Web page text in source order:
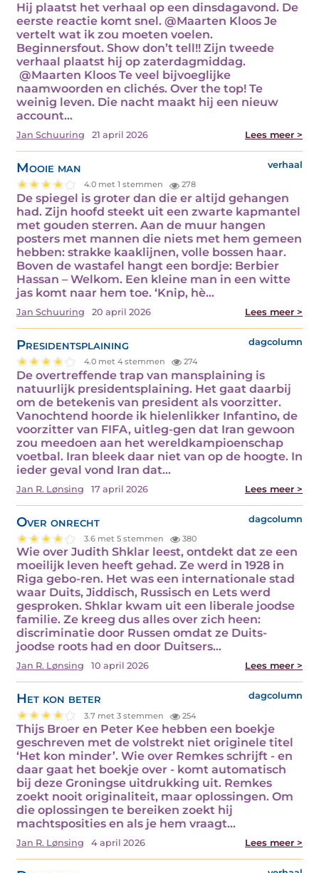
Hij plaatst het verhaal op een dinsdagavond. De
eerste reactie komt snel. @Maarten Kloos Je
vertelt wat ik zou moeten voelen.
Beginnersfout. Show don’t tell!! Zijn tweede
verhaal plaatst hij op zaterdagmiddag.
@Maarten Kloos Te veel bijvoeglijke
naamwoorden en clichés. Over the top! Te
weinig leven. Die nacht maakt hij een nieuw
account…
Jan Schuuring 21 april 2026 Lees meer >
Mooie man verhaal
4.0 met 1 stemmen 278
De spiegel is groter dan die er altijd gehangen
had. Zijn hoofd steekt uit een zwarte kapmantel
met gouden sterren. Aan de muur hangen
posters met mannen die niets met hem gemeen
hebben: strakke kaaklijnen, volle bossen haar.
Boven de wastafel hangt een bordje: Berbier
Hassan – Welkom. Een kleine man in een witte
jas komt naar hem toe. ‘Knip, hè…
Jan Schuuring 20 april 2026 Lees meer >
Presidentsplaining dagcolumn
4.0 met 4 stemmen 274
De overtreffende trap van mansplaining is
natuurlijk presidentsplaining. Het gaat daarbij
om de betekenis van president als voorzitter.
Vanochtend hoorde ik hielenlikker Infantino, de
voorzitter van FIFA, uitleg-gen dat Iran gewoon
zou meedoen aan het wereldkampioenschap
voetbal. Iran bleek daar niet van op de hoogte. In
ieder geval vond Iran dat…
Jan R. Lønsing 17 april 2026 Lees meer >
Over onrecht dagcolumn
3.6 met 5 stemmen 380
Wie over Judith Shklar leest, ontdekt dat ze een
moeilijk leven heeft gehad. Ze werd in 1928 in
Riga gebo-ren. Het was een internationale stad
waar Duits, Jiddisch, Russisch en Lets werd
gesproken. Shklar kwam uit een liberale joodse
familie. Ze kreeg dus alles over zich heen:
discriminatie door Russen omdat ze Duits-
joodse roots had en door Duitsers…
Jan R. Lønsing 10 april 2026 Lees meer >
Het kon beter dagcolumn
3.7 met 3 stemmen 254
Thijs Broer en Peter Kee hebben een boekje
geschreven met de volstrekt niet originele titel
‘Het kon minder’. Wie over Remkes schrijft - en
daar gaat het boekje over - komt automatisch
bij deze Groningse uitdrukking uit. Remkes
zoekt nooit originaliteit, maar oplossingen. Om
die oplossingen te bereiken zoekt hij
machtsposities en als je hem vraagt…
Jan R. Lønsing 4 april 2026 Lees meer >